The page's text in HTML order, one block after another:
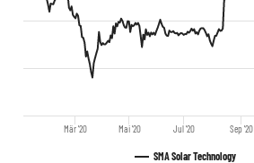
SMA Solar Technology
Mär '20 Mai '20 Jul '20 Sep '20